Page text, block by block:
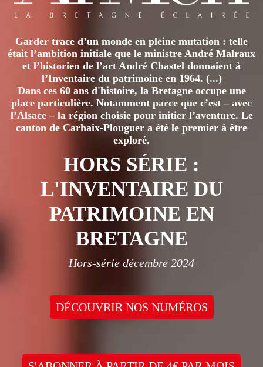
Garder trace d’un monde en pleine mutation : telle
était l’ambition initiale que le ministre André Malraux
et l’historien de l’art André Chastel donnaient à
l’Inventaire du patrimoine en 1964. (...)
Dans ces 60 ans d'histoire, la Bretagne occupe une
place particulière. Notamment parce que c’est – avec
l’Alsace – la région choisie pour initier l’aventure. Le
canton de Carhaix-Plouguer a été le premier à être
exploré.
HORS SÉRIE :
L'INVENTAIRE DU
PATRIMOINE EN
BRETAGNE
Hors-série décembre 2024
DÉCOUVRIR NOS NUMÉROS